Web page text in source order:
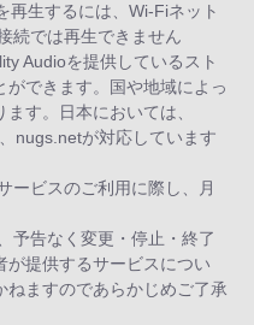
生するには、Wi-Fiネット
続では再生できません
Audioを提供しているスト
ができます。国や地域によっ
す。日本においては、
nugs.netが対応しています
ービスのご利用に際し、月
予告なく変更・停止・終了
が提供するサービスについ
ねますのであらかじめご了承